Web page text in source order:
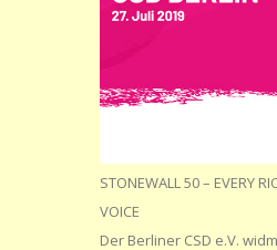
STONEWALL 50 – EVERY
VOICE
Der Berliner CSD e.V.